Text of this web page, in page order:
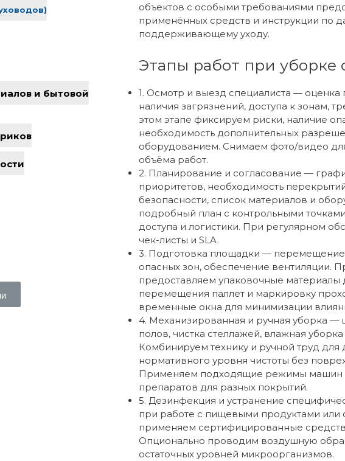
и бытовой
объектов с особыми требованиями
применённых средств и инструкции по
поддерживающему уходу.
Этапы работ при уборке
1. Осмотр и выезд специалиста — оценка
наличия загрязнений, доступа к зонам,
этом этапе фиксируем риски, наличие
необходимость дополнительных
оборудованием. Снимаем фото/видео
объёма работ.
2. Планирование и согласование —
приоритетов, необходимость
безопасности, список материалов и
подробный план с контрольными
доступа и логистики. При регулярном
чек-листы и SLA.
3. Подготовка площадки —
опасных зон, обеспечение вентиляции.
предоставляем упаковочные материалы
перемещения паллет и маркировку
временные окна для минимизации
4. Механизированная и ручная уборка
полов, чистка стеллажей, влажная уборка
Комбинируем технику и ручной труд для
нормативного уровня чистоты без
Применяем подходящие режимы машин
препаратов для разных покрытий.
5. Дезинфекция и устранение
при работе с пищевыми продуктами
применяем сертифицированные
Опционально проводим воздушную
остаточных уровней микроорганизмов.